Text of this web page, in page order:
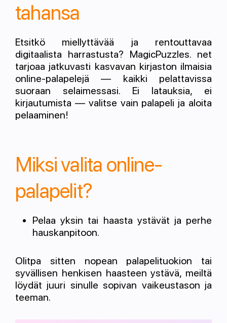
tahansa
Etsitkö miellyttävää ja rentouttavaa
digitaalista harrastusta? MagicPuzzles. net
tarjoaa jatkuvasti kasvavan kirjaston ilmaisia
online-palapelejä — kaikki pelattavissa
suoraan selaimessasi. Ei latauksia, ei
kirjautumista — valitse vain palapeli ja aloita
pelaaminen!
Miksi valita online-
palapelit?
Pelaa yksin tai haasta ystävät ja perhe
hauskanpitoon.
Olitpa sitten nopean palapelituokion tai
syvällisen henkisen haasteen ystävä, meiltä
löydät juuri sinulle sopivan vaikeustason ja
teeman.